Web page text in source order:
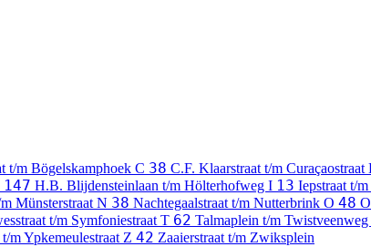
t/m Bögelskamphoek C 38 C.F. Klaarstraat t/m Curaçaostraat
147 H.B. Blijdensteinlaan t/m Hölterhofweg I 13 Iepstraat t/
Münsterstraat N 38 Nachtegaalstraat t/m Nutterbrink O 48
t/m Symfoniestraat T 62 Talmaplein t/m Twistveenweg
m Ypkemeulestraat Z 42 Zaaierstraat t/m Zwiksplein